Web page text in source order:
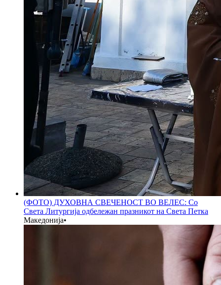
(ФОТО) ДУХОВНА СВЕЧЕНОСТ ВО ВЕЛЕС: Со
Света Литургија одбележан празникот на Света Петка
Македонија•